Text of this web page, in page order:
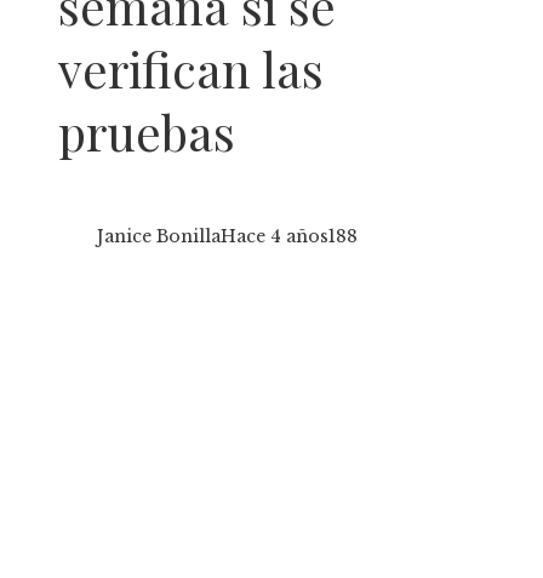
verifican las
pruebas
Janice BonillaHace 4 años188